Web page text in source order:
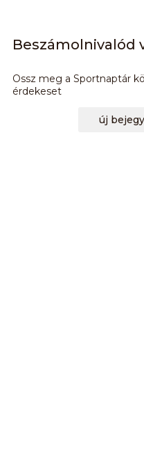
Beszámolnivalód
Ossz meg a Sportnaptár
érdekeset
új